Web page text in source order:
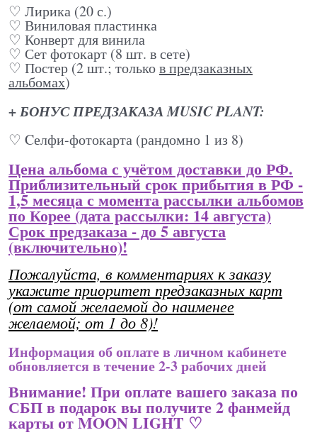
♡ Лирика (20 с.)
♡ Виниловая пластинка
♡ Конверт для винила
♡ Сет фотокарт (8 шт. в сете)
♡ Постер (2 шт.; тольков предзаказных
альбомах)
+ БОНУС ПРЕДЗАКАЗА MUSIC PLANT:
♡ Cелфи-фотокарта (рандомно 1 из 8)
Цена альбома с учётом доставки до РФ.
Приблизительный срок прибытия в РФ -
1,5 месяца с момента рассылки альбомов
по Корее (дата рассылки: 14 августа)
Срок предзаказа - до 5 августа
(включительно)!
Пожалуйста, в комментариях к заказу
укажите приоритет предзаказных карт
(от самой желаемой до наименее
желаемой; от 1 до 8)!
Информация об оплате в личном кабинете
обновляется в течение 2-3 рабочих дней
Внимание! При оплате вашего заказа по
СБП в подарок вы получите 2 фанмейд
карты от MOON LIGHT ♡